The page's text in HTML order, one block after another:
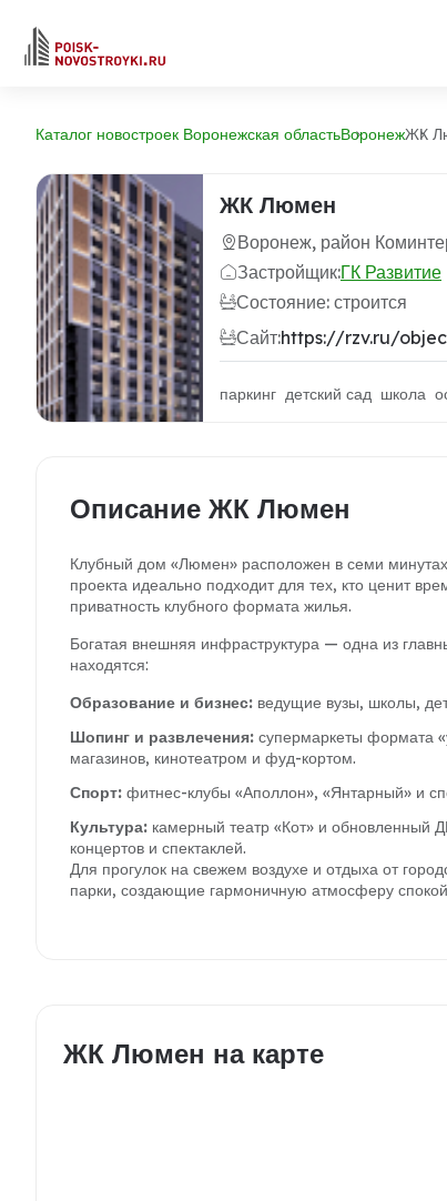
Каталог новостроек Воронежская областьВоронежЖК
ЖК Люмен
Воронеж, район
Застройщик:ГК Развитие
Состояние: строится
Сайт:https://rzv.ru/
паркинг детский сад школа
Описание ЖК Люмен
Клубный дом «Люмен» расположен в семи
проекта идеально подходит для тех, кто ценит
приватность клубного формата жилья.
Богатая внешняя инфраструктура — одна из
находятся:
Образование и бизнес: ведущие вузы, школы,
Шопинг и развлечения: супермаркеты формата
магазинов, кинотеатром и фуд-кортом.
Спорт: фитнес-клубы «Аполлон», «Янтарный» и
Культура: камерный театр «Кот» и обновленный
концертов и спектаклей.
Для прогулок на свежем воздухе и отдыха от
парки, создающие гармоничную атмосферу
ЖК Люмен на карте